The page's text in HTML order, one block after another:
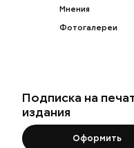
Мнения
Фотогалереи
Подписка на
издания
Оформить